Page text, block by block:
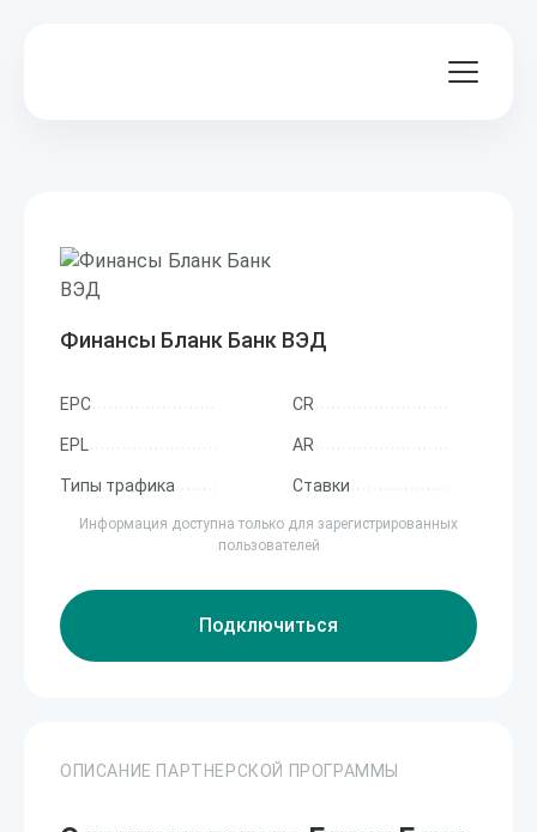
Финансы Бланк Банк ВЭД
EPC CR
EPL AR
Типы трафика Ставки
Информация доступна только для зарегистрированных
пользователей
Подключиться
ОПИСАНИЕ ПАРТНЕРСКОЙ ПРОГРАММЫ